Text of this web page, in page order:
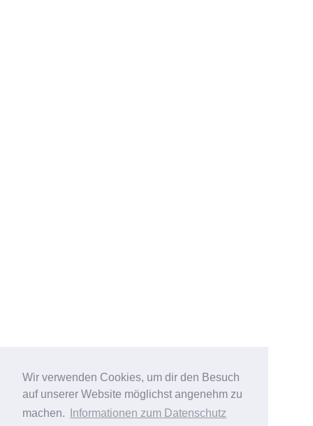
Wir verwenden Cookies, um dir den Besuch
auf unserer Website möglichst angenehm zu
machen.
Informationen zum Datenschutz